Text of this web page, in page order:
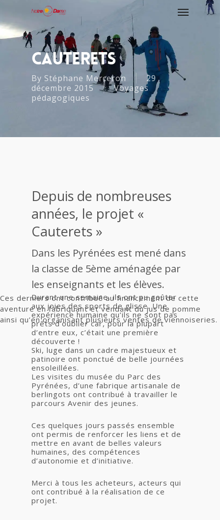
Cauterets
By Stéphane Merceron
29
décembre 2015
Voyages
pédagogiques
Depuis de nombreuses
années, le projet «
Cauterets »
Dans les Pyrénées est mené dans
la classe de 5ème aménagée par
les enseignants et les élèves.
Ces derniers ont contribué au financement de cette
aventure en fabriquant et vendant du jus de pomme
ainsi qu’en organisant plusieurs ventes de viennoiseries.
Durant une semaine, ils ont pu goûter
aux joies des sports de glisse. Une
expérience humaine qu’ils ne sont pas
prêts d’oublier car, pour la plupart
d’entre eux, c’était une première
découverte !
Ski, luge dans un cadre majestueux et
patinoire ont ponctué de belle journées
ensoleillées.
Les visites du musée du Parc des
Pyrénées, d’une fabrique artisanale de
berlingots ont contribué à travailler le
parcours Avenir des jeunes.
Ces quelques jours passés ensemble
ont permis de renforcer les liens et de
mettre en avant de belles valeurs
humaines, des compétences
d’autonomie et d’initiative.
Merci à tous les acheteurs, acteurs qui
ont contribué à la réalisation de ce
projet.